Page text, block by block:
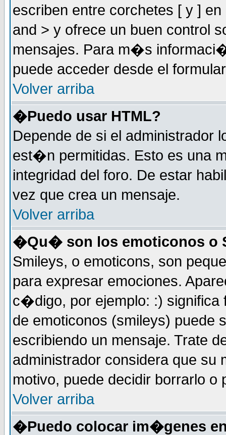
escriben entre corchetes [ y ]
and > y ofrece un buen control
mensajes. Para m�s
puede acceder desde el
Volver arriba
�Puedo usar HTML?
Depende de si el
est�n permitidas. Esto es una
integridad del foro. De estar
vez que crea un mensaje.
Volver arriba
�Qu� son los emoticonos o
Smileys, o emoticons, son
para expresar emociones.
c�digo, por ejemplo: :) significa
de emoticonos (smileys)
escribiendo un mensaje. Trate
administrador considera que su
motivo, puede decidir borrarlo o
Volver arriba
�Puedo colocar im�genes